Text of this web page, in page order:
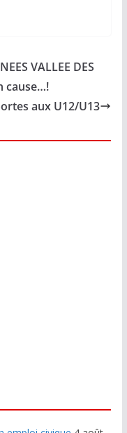
VALLEE DES
cause…!
aux U12/U13